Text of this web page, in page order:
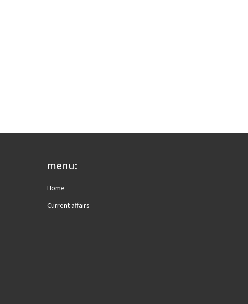
menu:
Home
Current affairs